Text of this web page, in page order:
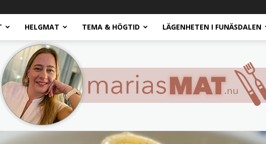
HELGMAT TEMA & HÖGTID LÄGENHETEN I FUNÄSDALEN